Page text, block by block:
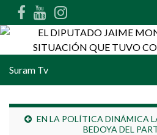
Search for:
Suram Tv
EN LA POLÍTICA DINÁMICA
BEDOYA DEL